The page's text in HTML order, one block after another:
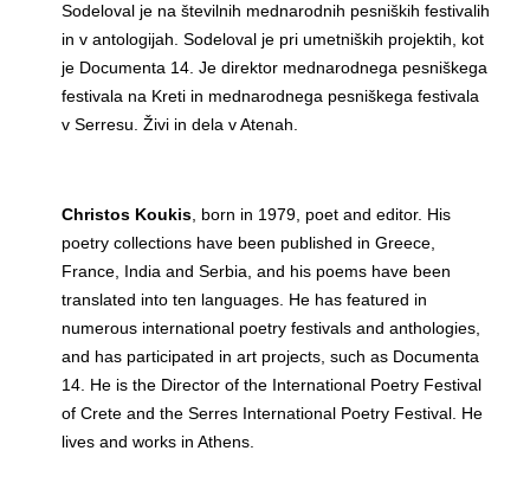
Sodeloval je na številnih mednarodnih pesniških festivalih
in v antologijah. Sodeloval je pri umetniških projektih, kot
je Documenta 14. Je direktor mednarodnega pesniškega
festivala na Kreti in mednarodnega pesniškega festivala
v Serresu. Živi in dela v Atenah.
Christos Koukis , born in 1979, poet and editor. His
poetry collections have been published in Greece,
France, India and Serbia, and his poems have been
translated into ten languages. He has featured in
numerous international poetry festivals and anthologies,
and has participated in art projects, such as Documenta
14. He is the Director of the International Poetry Festival
of Crete and the Serres International Poetry Festival. He
lives and works in Athens.